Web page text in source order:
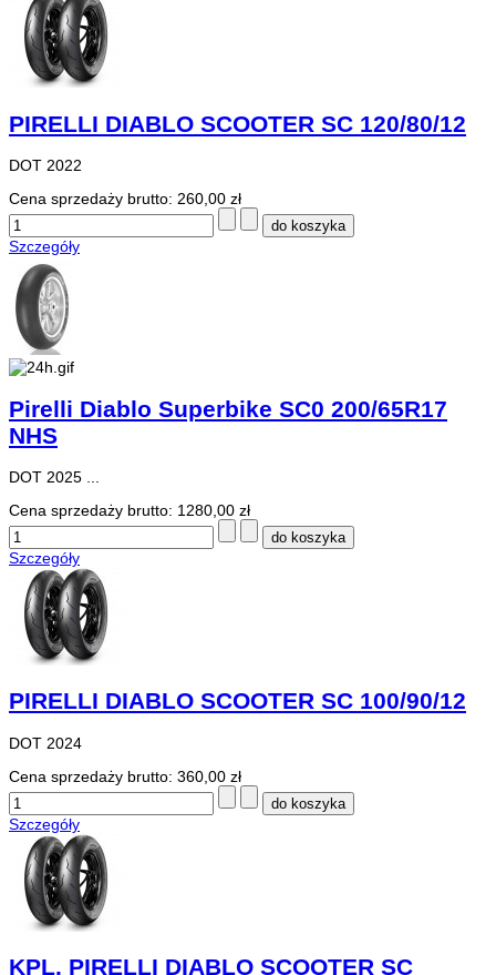
PIRELLI DIABLO SCOOTER SC 120/80/12
DOT 2022
Cena sprzedaży brutto: 260,00 zł
Szczegóły
Pirelli Diablo Superbike SC0 200/65R17
NHS
DOT 2025 ...
Cena sprzedaży brutto: 1280,00 zł
Szczegóły
PIRELLI DIABLO SCOOTER SC 100/90/12
DOT 2024
Cena sprzedaży brutto: 360,00 zł
Szczegóły
KPL. PIRELLI DIABLO SCOOTER SC